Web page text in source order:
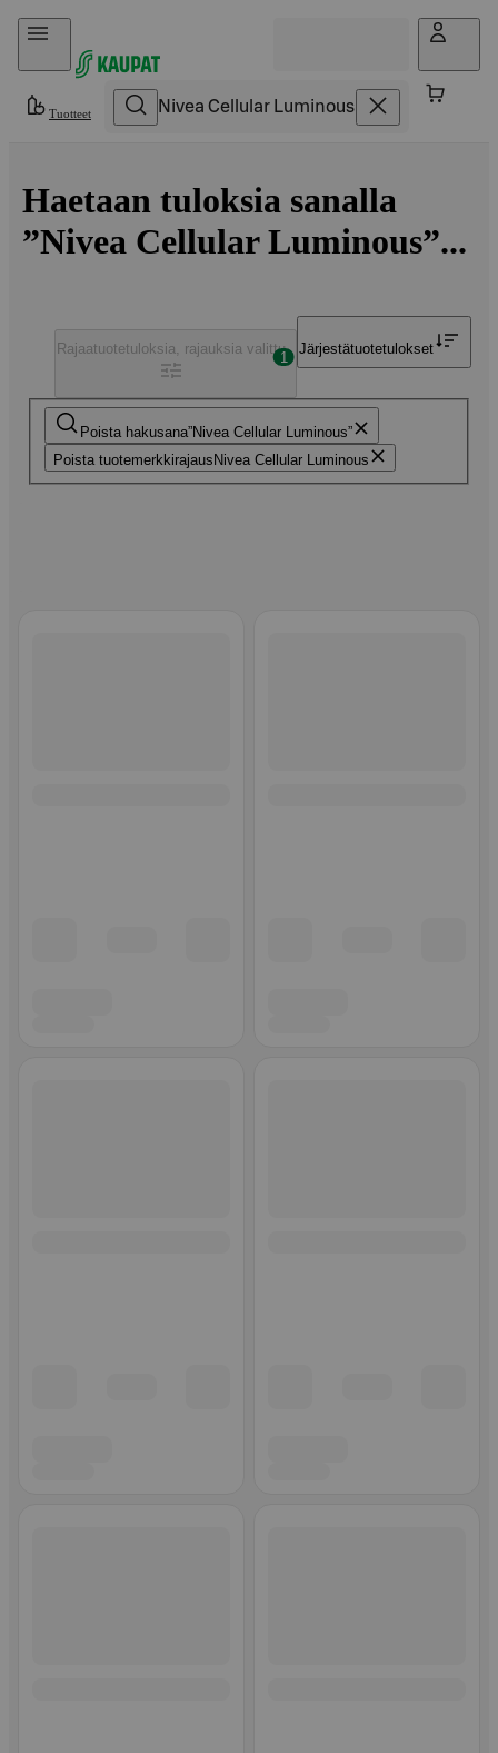
Hyppää sisältöön
Tuotteet
Haetaan tuloksia sanalla
”Nivea Cellular Luminous”...
Poista hakusana Nivea Cellular Luminous
Poista tuotemerkkirajaus Nivea Cellular Luminous
Rajaatuotetuloksia, rajauksia valittu
1
Järjestätuotetulokset